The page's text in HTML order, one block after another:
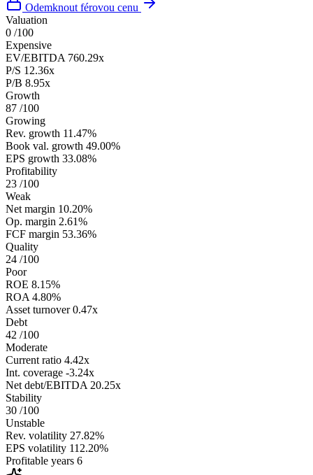
Odemknout férovou cenu
Valuation
0 /100
Expensive
EV/EBITDA 760.29x
P/S 12.36x
P/B 8.95x
Growth
87 /100
Growing
Rev. growth 11.47%
Book val. growth 49.00%
EPS growth 33.08%
Profitability
23 /100
Weak
Net margin 10.20%
Op. margin 2.61%
FCF margin 53.36%
Quality
24 /100
Poor
ROE 8.15%
ROA 4.80%
Asset turnover 0.47x
Debt
42 /100
Moderate
Current ratio 4.42x
Int. coverage -3.24x
Net debt/EBITDA 20.25x
Stability
30 /100
Unstable
Rev. volatility 27.82%
EPS volatility 112.20%
Profitable years 6